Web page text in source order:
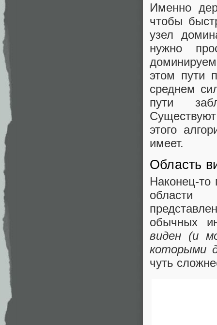
Именно
чтобы
узел
нужно
этом пути
среднем
пути
этого
имеет.
Область
Наконец-
области
обычных
виден (и
которыми
чуть